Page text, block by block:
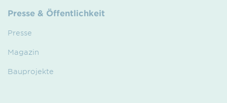
Presse & Öffentlichkeit
Presse
Magazin
Bauprojekte